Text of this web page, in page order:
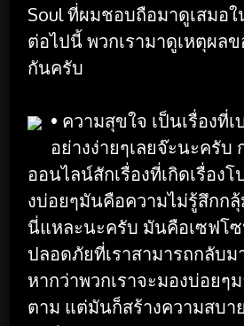
Soul ที่ผมชอบถือมาดูเสมอ
ต่อไปนี้ พวกเรามาดูเหตุผล
กันครับ
• ความสุขใจ เป็นเรื่องที่
อย่างง่ายๆเลยจ๊ะนะครับ
ออนไลน์สักเรื่องที่เกิดเรื่อง
งบ่อยๆมันคือความไม่รู้สึกกลุ้
นี่แหละนะครับ มันคือเซฟโ
ปลอดภัยที่เราสามารถกลับม
หากว่าพวกเราจะมองบ่อยๆ
ตาม แต่มันก็สร้างความสบา